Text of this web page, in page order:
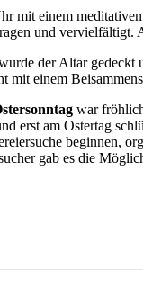
mit einem
und vervielfältigt.
der Altar
mit einem
war
erst am Ostertag
beginnen,
gab es die